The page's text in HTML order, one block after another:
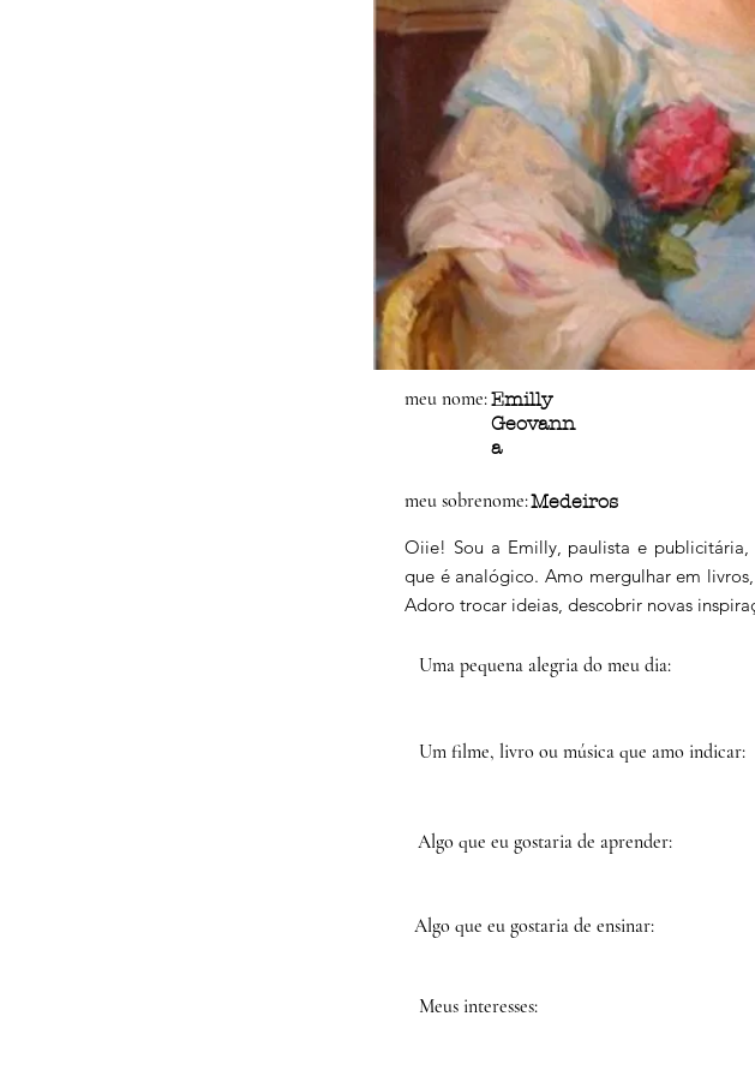
meu nome:Emilly
Geovann
a
Medeiros
meu sobrenome:
Oiie! Sou a Emilly, paulista e
que é analógico. Amo mergulhar em
Adoro trocar ideias, descobrir novas
Uma pequena alegria do meu dia:
Um filme, livro ou música que amo indicar:
Algo que eu gostaria de aprender:
Algo que eu gostaria de ensinar:
Meus interesses: